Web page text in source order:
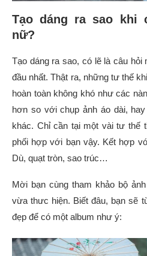
Tạo dáng ra sao khi
nữ?
Tạo dáng ra sao, có lẽ là câu hỏi
đầu nhất. Thật ra, những tư thế
hoàn toàn không khó như các
hơn so với chụp ảnh áo dài,
khác. Chỉ cần tại một vài tư thế
phối hợp với bạn vậy. Kết hợp
Dù, quạt tròn, sao trúc…
Mời bạn cùng tham khảo bộ
vừa thưc hiện. Biết đâu, bạn sẽ
đẹp để có một album như ý: